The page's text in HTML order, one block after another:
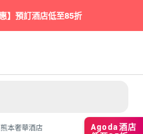
】預訂酒店低至85折
熊本奢華酒店
Agoda酒店